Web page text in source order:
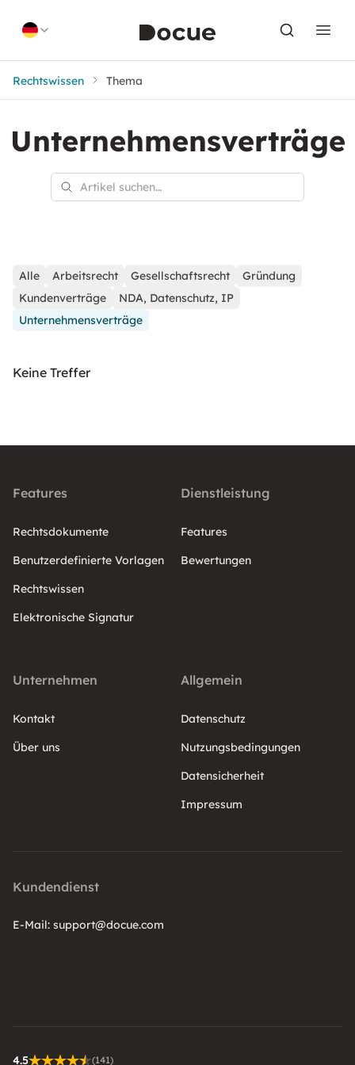
Rechtswissen Thema
Unternehmensverträge
Alle Arbeitsrecht Gesellschaftsrecht
Gründung
Kundenverträge
NDA, Datenschutz, IP
Unternehmensverträge
Keine Treffer
Features
Rechtsdokumente
Benutzerdefinierte Vorlagen
Rechtswissen
Elektronische Signatur
Dienstleistung
Features
Bewertungen
Unternehmen
Kontakt
Über uns
Allgemein
Datenschutz
Nutzungsbedingungen
Datensicherheit
Impressum
Kundendienst
E-Mail: support@docue.com
4.5 (141)